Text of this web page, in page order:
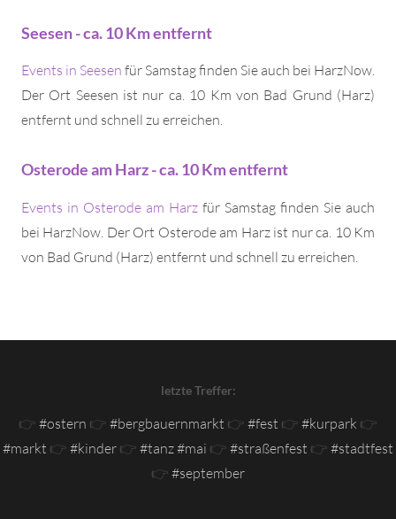
Seesen - ca. 10 Km entfernt
Events in Seesen für Samstag finden Sie auch bei HarzNow.
Der Ort Seesen ist nur ca. 10 Km von Bad Grund (Harz)
entfernt und schnell zu erreichen.
Osterode am Harz - ca. 10 Km entfernt
Events in Osterode am Harz für Samstag finden Sie auch
bei HarzNow. Der Ort Osterode am Harz ist nur ca. 10 Km
von Bad Grund (Harz) entfernt und schnell zu erreichen.
letzte Treffer:
👉 #ostern 👉 #bergbauernmarkt 👉 #fest 👉 #kurpark 👉
#markt 👉 #kinder 👉 #tanz #mai 👉 #straßenfest 👉 #stadtfest
👉 #september